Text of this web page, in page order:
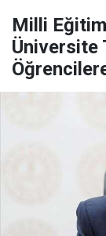
Milli
Üniversite